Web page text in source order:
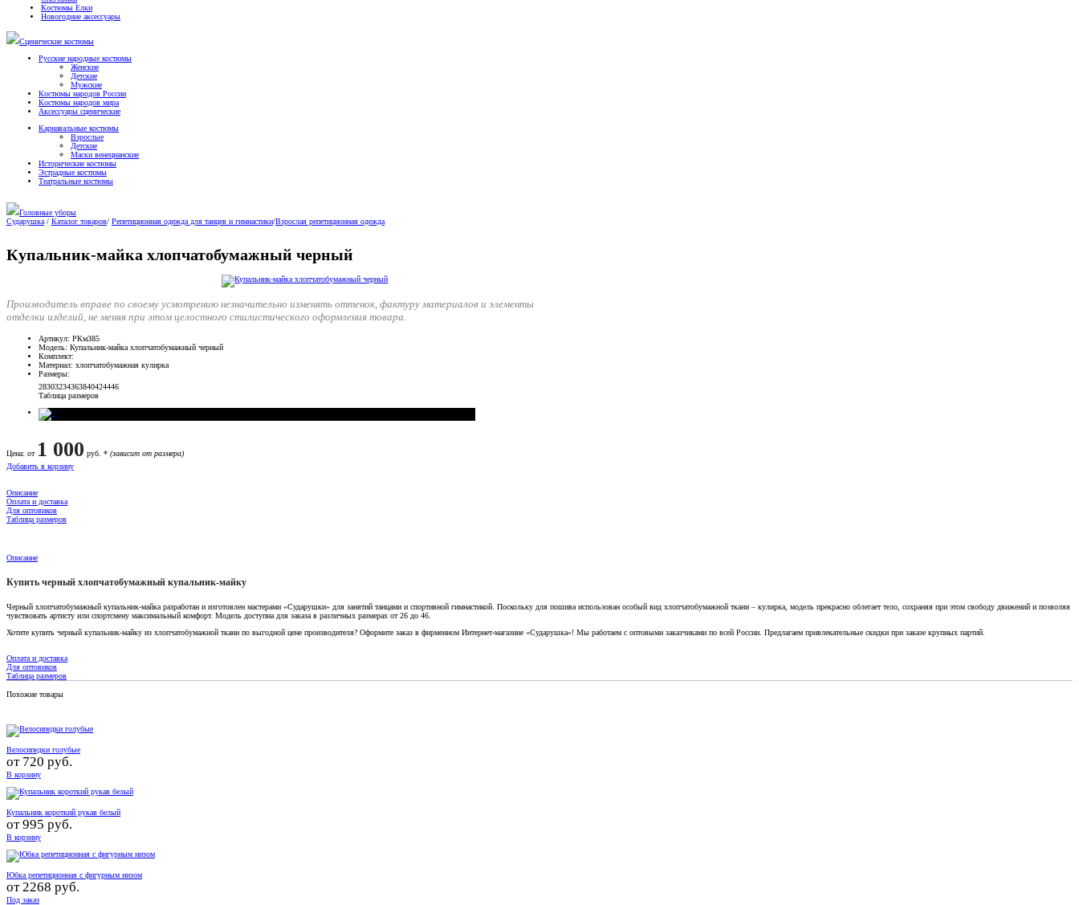
Костюмы Елки
Новогодние аксессуары
Сценические костюмы
Русские народные костюмы
Женские
Детские
Мужские
Костюмы народов России
Костюмы народов мира
Аксессуары сценические
Карнавальные костюмы
Взрослые
Детские
Маски венецианские
Исторические костюмы
Эстрадные костюмы
Театральные костюмы
Головные уборы
Сударушка / Каталог товаров/ Репетиционная одежда для танцев и гимнастики/Взрослая репетиционная одежда
Купальник-майка хлопчатобумажный черный
Производитель вправе по своему усмотрению незначительно изменять оттенок, фактуру материалов и элементы
отделки изделий, не меняя при этом целостного стилистического оформления товара.
Артикул: РКм385
Модель: Купальник-майка хлопчатобумажный черный
Комплект:
Материал: хлопчатобумажная кулирка
Размеры:
28303234363840424446
Таблица размеров
Цена: от 1 000 руб. * (зависит от размера)
Добавить в корзину
Описание
Оплата и доставка
Для оптовиков
Таблица размеров
Описание
Купить черный хлопчатобумажный купальник-майку
Черный хлопчатобумажный купальник-майка разработан и изготовлен мастерами «Сударушки» для занятий танцами и спортивной гимнастикой. Поскольку для пошива использован особый вид хлопчатобумажной ткани – кулирка, модель прекрасно облегает тело, сохраняя при этом свободу движений и позволяя
чувствовать артисту или спортсмену максимальный комфорт. Модель доступна для заказа в различных размерах от 26 до 46.
Хотите купить черный купальник-майку из хлопчатобумажной ткани по выгодной цене производителя? Оформите заказ в фирменном Интернет-магазине «Сударушка»! Мы работаем с оптовыми заказчиками по всей России. Предлагаем привлекательные скидки при заказе крупных партий.
Оплата и доставка
Для оптовиков
Таблица размеров
Похожие товары
Велосипедки голубые
от 720 руб.
В корзину
Купальник короткий рукав белый
от995 руб.
В корзину
Юбка репетиционная с фигурным низом
от 2268 руб.
Под заказ